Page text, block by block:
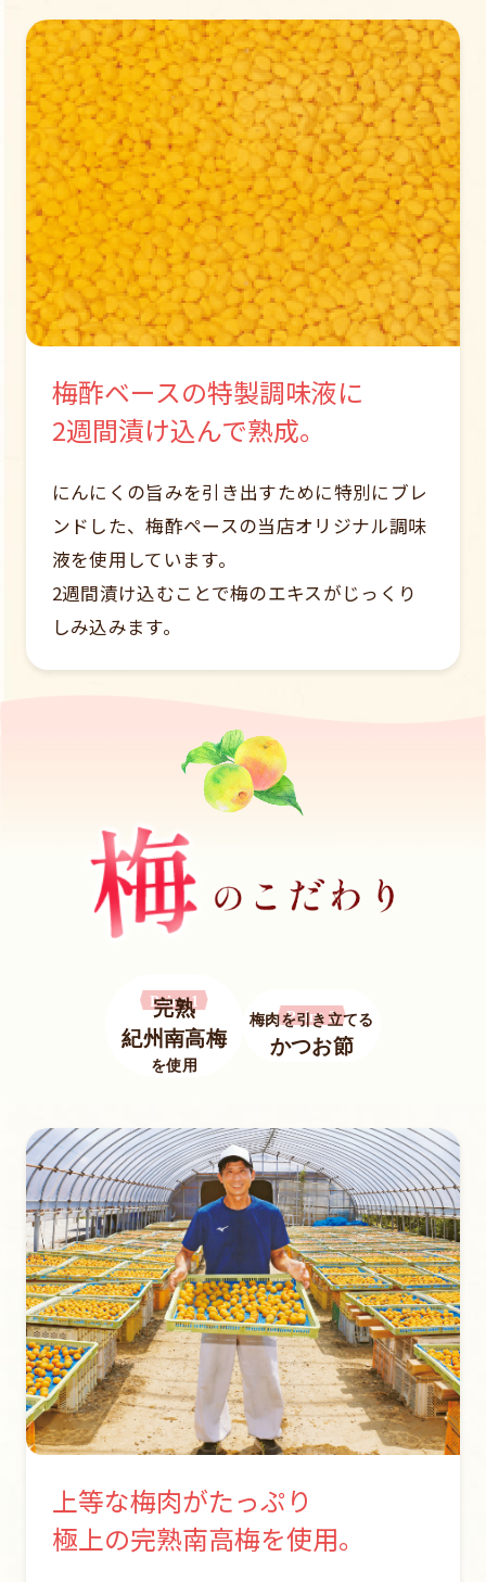
梅酢ベースの特製調味液に
2週間漬け込んで熟成。
にんにくの旨みを引き出すために特別にブレ
ンドした、梅酢ペースの当店オリジナル調味
液を使用しています。
2週間漬け込むことで梅のエキスがじっくり
しみ込みます。
Point 1
完熟
紀州南高梅
を使用
Point 2
梅肉を引き立てる
かつお節
上等な梅肉がたっぷり
極上の完熟南高梅を使用。